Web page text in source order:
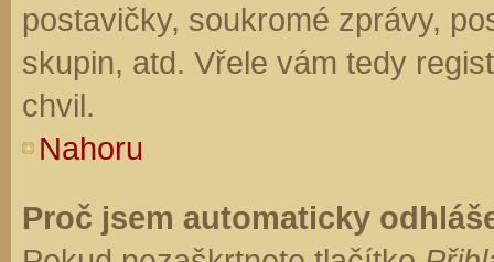
postavičky, soukromé zprávy,
skupin, atd. Vřele vám tedy
chvil.
Nahoru
Proč jsem automaticky